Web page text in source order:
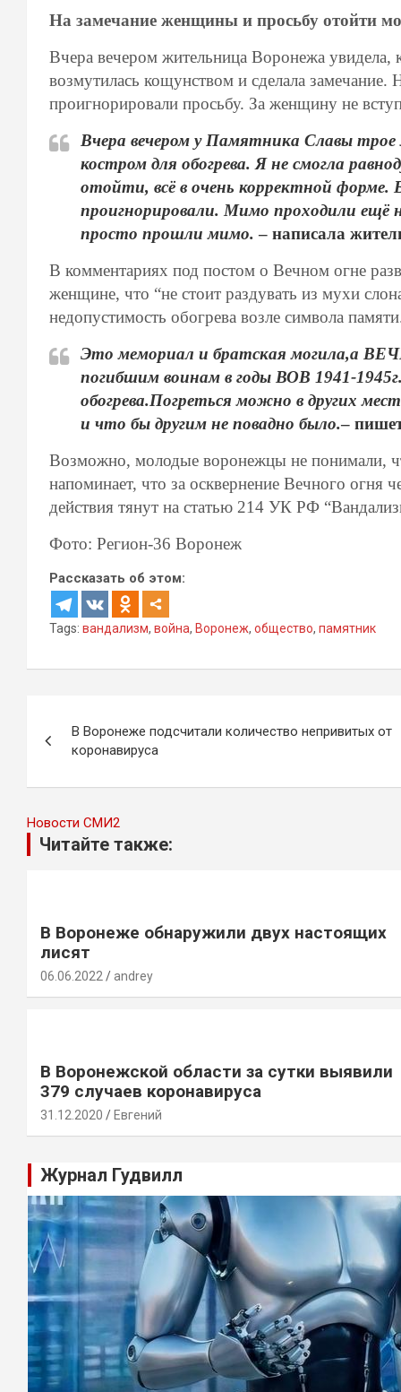
На замечание женщины и просьбу отойти
Вчера вечером жительница Воронежа
возмутилась кощунством и сделала
проигнорировали просьбу. За женщину не
Вчера вечером у Памятника Славы трое
костром для обогрева. Я не смогла
отойти, всё в очень корректной
проигнорировали. Мимо проходили ещё
просто прошли мимо. – написала
В комментариях под постом о Вечном огне
женщине, что “не стоит раздувать из мухи
недопустимость обогрева возле символа
Это мемориал и братская могила,а
погибшим воинам в годы ВОВ 1941-
обогрева.Погреться можно в других
и что бы другим не повадно было.–
Возможно, молодые воронежцы не понимали,
напоминает, что за осквернение Вечного огня
действия тянут на статью 214 УК РФ
Фото: Регион-36 Воронеж
Рассказать об этом:
Tags: вандализм, война, Воронеж, общество, памятник
по
записям
В Воронеже подсчитали количество непривитых от
коронавируса
Новости СМИ2
Читайте также:
В Воронеже обнаружили двух настоящих
лисят
06.06.2022 andrey
В Воронежской области за сутки выявили
379 случаев коронавируса
31.12.2020 Евгений
Журнал Гудвилл